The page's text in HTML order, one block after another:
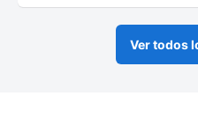
Ver todos